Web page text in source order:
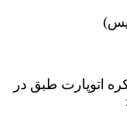
اتوپارت طبق در